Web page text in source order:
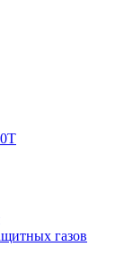
газов